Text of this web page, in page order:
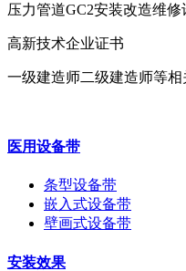
压力管道GC2安装改造维修
高新技术企业证书
一级建造师二级建造师等相
医用设备带
条型设备带
嵌入式设备带
壁画式设备带
安装效果